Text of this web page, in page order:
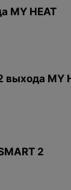
MY HEAT
выхода MY
2